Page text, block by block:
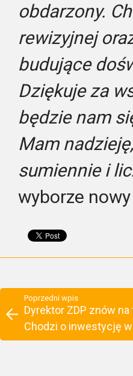
obdarzony.
rewizyjnej
budujące
Dziękuje za
będzie nam
Mam
sumiennie i
wyborze
Poprzedni wpis
Dyrektor ZDP znów
Chodzi o inwestycję w